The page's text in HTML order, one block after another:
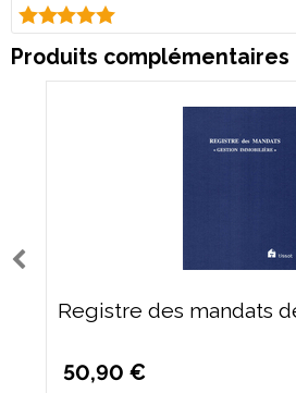
Produits complémentaires
Registre des mandats
50,90 €